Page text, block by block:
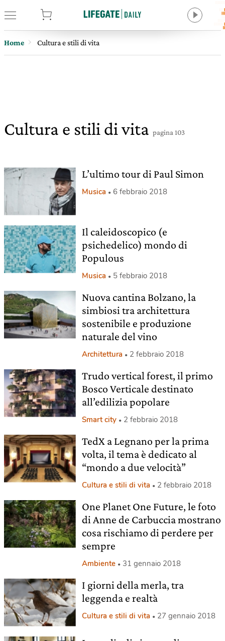
Home Cultura e stili di vita
Cultura e stili di vita pagina 103
L’ultimo tour di Paul Simon
Musica 6 febbraio 2018
Il caleidoscopico (e
psichedelico) mondo di
Populous
Musica 5 febbraio 2018
Nuova cantina Bolzano, la
simbiosi tra architettura
sostenibile e produzione
naturale del vino
Architettura 2 febbraio 2018
Trudo vertical forest, il primo
Bosco Verticale destinato
all’edilizia popolare
Smart city 2 febbraio 2018
TedX a Legnano per la prima
volta, il tema è dedicato al
“mondo a due velocità”
Cultura e stili di vita 2 febbraio 2018
One Planet One Future, le foto
di Anne de Carbuccia mostrano
cosa rischiamo di perdere per
sempre
Ambiente 31 gennaio 2018
I giorni della merla, tra
leggenda e realtà
Cultura e stili di vita 27 gennaio 2018